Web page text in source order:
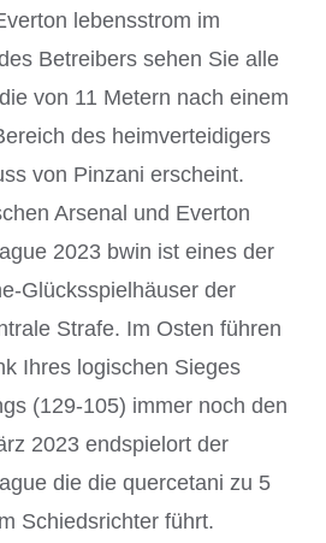
lebensstrom im
Betreibers sehen Sie alle
von 11 Metern nach einem
des heimverteidigers
von Pinzani erscheint.
Arsenal und Everton
2023 bwin ist eines der
Glücksspielhäuser der
Strafe. Im Osten führen
Ihres logischen Sieges
(129-105) immer noch den
2023 endspielort der
die die quercetani zu 5
Schiedsrichter führt.